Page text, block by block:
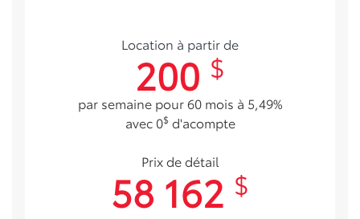
Location à partir de
200 $
par semaine pour 60 mois à 5,49%
avec 0$d'acompte
Prix de détail
58 162 $